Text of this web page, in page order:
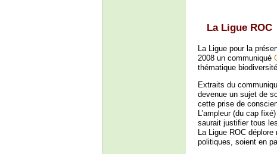
La Ligue ROC
La Ligue pour la
2008 un communiqué
thématique
Extraits du
devenue un sujet de
cette prise de
L’ampleur (du cap
saurait justifier tous
La Ligue ROC
politiques, soient en